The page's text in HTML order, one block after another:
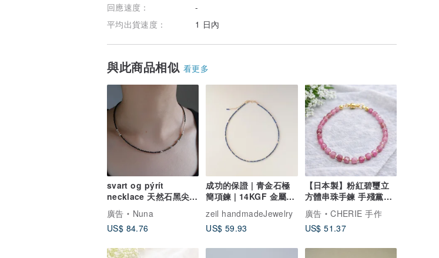
回應速度：
-
平均出貨速度：
1 日內
與此商品相似 看更多
svart og pýrít
necklace 天然石黑尖晶
石 黃鐵礦 / 純銀 串珠
廣告
Nuna
US$ 84.76
成功的保證 | 青金石極
簡項鍊 | 14KGF 金屬配
件 | 日本製鋼絲線材
zeil handmadeJewelry
US$ 59.93
【日本製】粉紅碧璽立
方體串珠手鍊 手殘黨也
能安心，零壓力的單觸
式配戴
廣告
CHERIE 手作
US$ 51.37